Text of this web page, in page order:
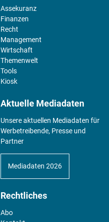
Assekuranz
Finanzen
Recht
Management
Wirtschaft
Themenwelt
Tools
Kiosk
Aktuelle Mediadaten
Unsere aktuellen Mediadaten für
Werbetreibende, Presse und
Partner
Mediadaten 2026
Rechtliches
Abo